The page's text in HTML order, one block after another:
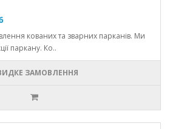
кованих та зварних парканів. Ми
паркану. Ко..
ЗАМОВЛЕННЯ